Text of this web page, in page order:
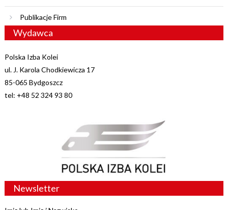
Publikacje Firm
Wydawca
Polska Izba Kolei
ul. J. Karola Chodkiewicza 17
85-065 Bydgoszcz
tel: +48 52 324 93 80
Newsletter